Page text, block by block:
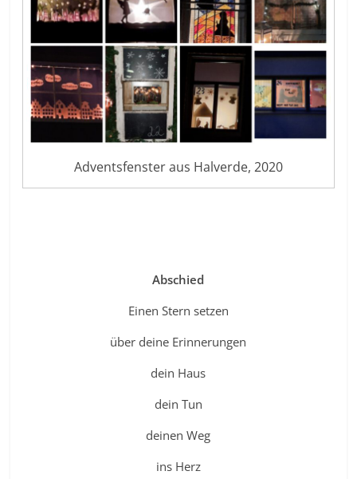
Adventsfenster aus Halverde, 2020
Abschied
Einen Stern setzen
über deine Erinnerungen
dein Haus
dein Tun
deinen Weg
ins Herz